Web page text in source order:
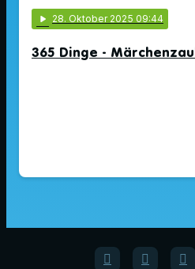
play_arrow 28. Oktober 2025 09:44
365 Dinge -